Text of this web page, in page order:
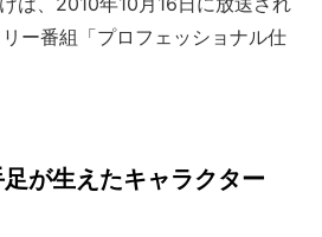
ー番組「プロフェッショナル仕
が生えたキャラクター